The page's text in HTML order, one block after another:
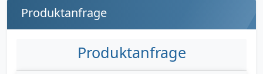
Produktanfrage
Produktanfrage